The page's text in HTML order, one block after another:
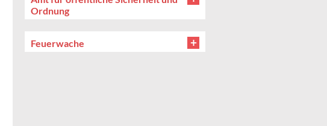
Ordnung
Feuerwache